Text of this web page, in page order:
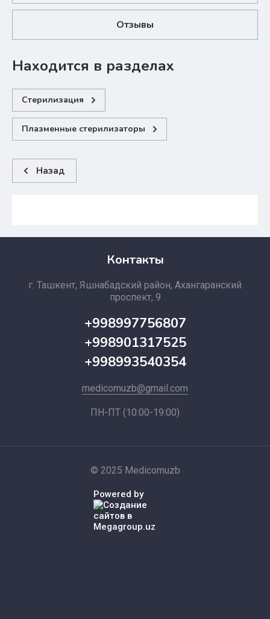
Отзывы
Находится в разделах
Стерилизация
Плазменные стерилизаторы
Назад
Контакты
г. Ташкент, Яшнабадский район, Ахангаранский
проспект, 9
+998997756807
+998901317525
+998993540354
medicomuzb@gmail.com
ПН-ПТ (10:00-19:00)
© 2025 Medicomuzb
Powered by